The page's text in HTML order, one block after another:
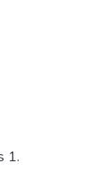
1.